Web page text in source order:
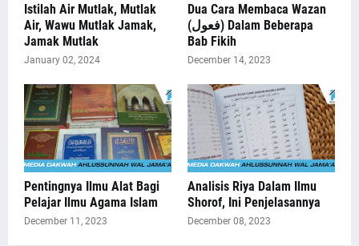
Istilah Air Mutlak, Mutlak
Air, Wawu Mutlak Jamak,
Jamak Mutlak
January 02, 2024
Dua Cara Membaca Wazan
(فعول) Dalam Beberapa
Bab Fikih
December 14, 2023
Pentingnya Ilmu Alat Bagi
Pelajar Ilmu Agama Islam
December 11, 2023
Analisis Riya Dalam Ilmu
Shorof, Ini Penjelasannya
December 08, 2023